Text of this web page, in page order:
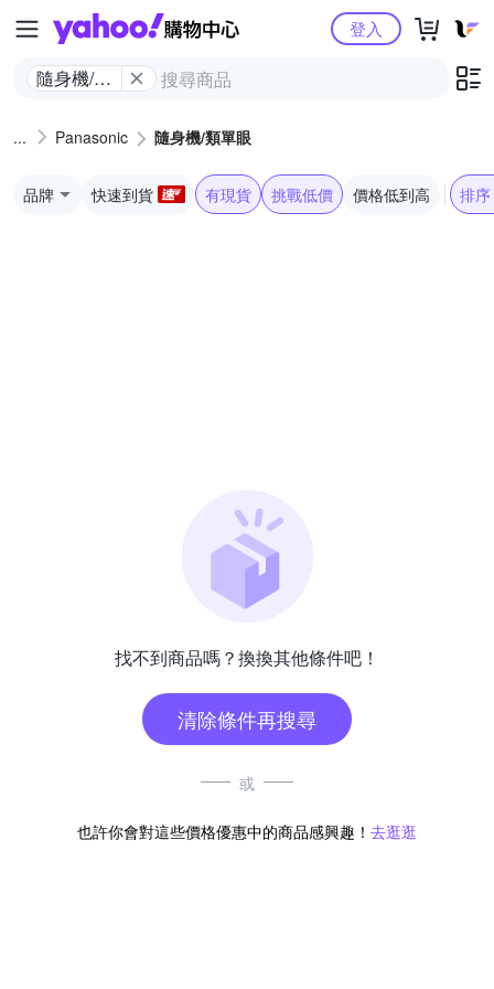
Yahoo購物中心
隨身機/類
登入
Panasonic 隨身機/類單眼
品牌 快速到貨 有現貨 挑戰低價 價格低到高 排序
找不到商品嗎？換換其他條件吧！
清除條件再搜尋
或
也許你會對這些價格優惠中的商品感興趣！ 去逛逛